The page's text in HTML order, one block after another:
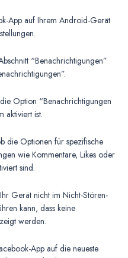
App auf Ihrem Android-Gerät
“Benachrichtigungen”
Option “Benachrichtigungen
aktiviert ist.
die Optionen für spezifische
wie Kommentare, Likes oder
sind.
Gerät nicht im Nicht-Stören-
kann, dass keine
werden.
App auf die neueste